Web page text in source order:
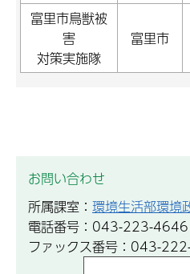
富里市鳥獣被
害
対策実施隊
富里市
お問い合わせ
所属課室： 環境生活部環境
電話番号：043-223-4646
ファックス番号：043-